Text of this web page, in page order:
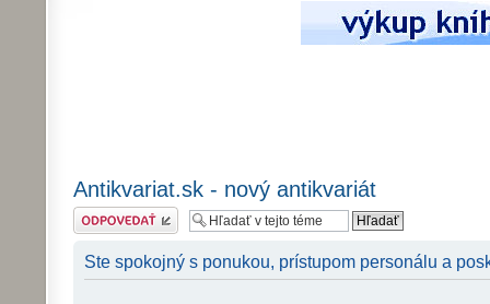
Antikvariat.sk - nový antikvariát
Odoslať odpoveď
Ste spokojný s ponukou, prístupom personálu a